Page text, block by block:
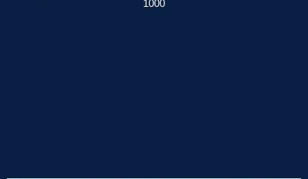
1000
সম্পূর্ণ গাইড